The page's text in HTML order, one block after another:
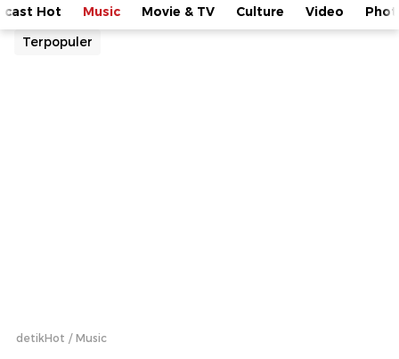
Hot Music Movie & TV Culture Video
Terpopuler
detikHot Music